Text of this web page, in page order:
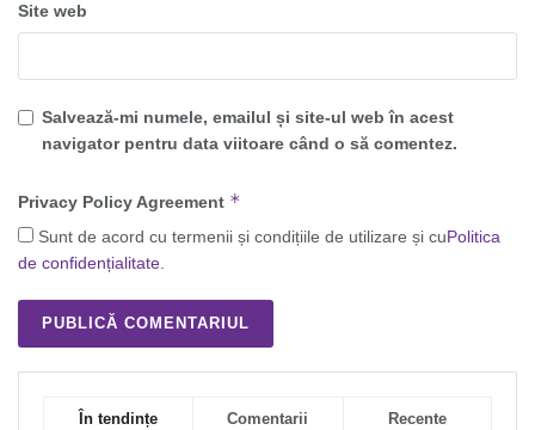
Site web
Salvează-mi numele, emailul și site-ul web în acest
navigator pentru data viitoare când o să comentez.
Privacy Policy Agreement *
Sunt de acord cu termenii și condițiile de utilizare și cuPolitica
de confidențialitate.
În tendințe Comentarii Recente